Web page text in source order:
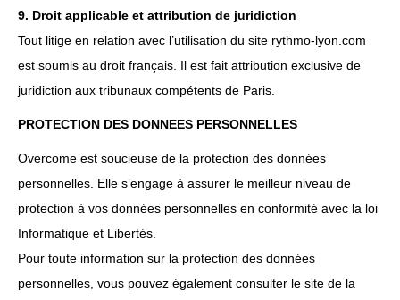
9. Droit applicable et attribution de juridiction
Tout litige en relation avec l’utilisation du site rythmo-lyon.com
est soumis au droit français. Il est fait attribution exclusive de
juridiction aux tribunaux compétents de Paris.
PROTECTION DES DONNEES PERSONNELLES
Overcome est soucieuse de la protection des données
personnelles. Elle s’engage à assurer le meilleur niveau de
protection à vos données personnelles en conformité avec la loi
Informatique et Libertés.
Pour toute information sur la protection des données
personnelles, vous pouvez également consulter le site de la